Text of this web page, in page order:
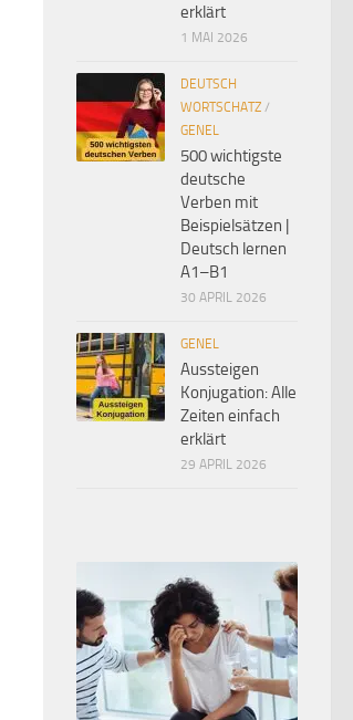
erklärt
1 MAI 2026
DEUTSCH
WORTSCHATZ /
GENEL
500 wichtigste
deutsche
Verben mit
Beispielsätzen |
Deutsch lernen
A1–B1
30 APRIL 2026
GENEL
Aussteigen
Konjugation: Alle
Zeiten einfach
erklärt
29 APRIL 2026